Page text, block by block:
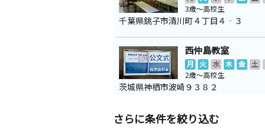
3歳～高校生
千葉県銚子市清川町４丁目４‐３
西仲島教室
月 火 水 木 金 土
2歳～高校生
茨城県神栖市波崎９３８２
豊里教室
さらに条件を絞り込む